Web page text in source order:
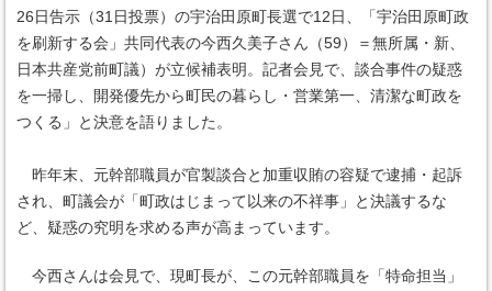
26日告示（31日投票）の宇治田原町長選で12日、「宇治田原町政
を刷新する会」共同代表の今西久美子さん（59）＝無所属・新、
日本共産党前町議）が立候補表明。記者会見で、談合事件の疑惑
を一掃し、開発優先から町民の暮らし・営業第一、清潔な町政を
つくる」と決意を語りました。
昨年末、元幹部職員が官製談合と加重収賄の容疑で逮捕・起訴
され、町議会が「町政はじまって以来の不祥事」と決議するな
ど、疑惑の究明を求める声が高まっています。
今西さんは会見で、現町長が、この元幹部職員を「特命担当」